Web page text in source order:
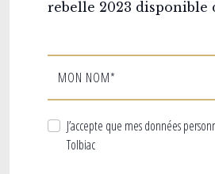
rebelle 2023 disponible
MON NOM*
J’accepte que mes données
Tolbiac